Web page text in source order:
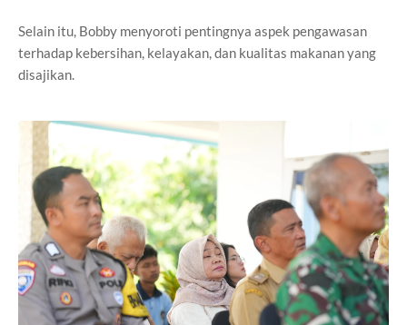
Selain itu, Bobby menyoroti pentingnya aspek pengawasan
terhadap kebersihan, kelayakan, dan kualitas makanan yang
disajikan.